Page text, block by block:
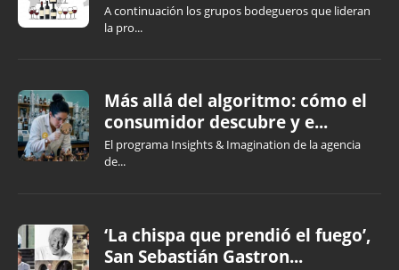
A continuación los grupos bodegueros que lideran
la pro...
Más allá del algoritmo: cómo el
consumidor descubre y e...
El programa Insights & Imagination de la agencia
de...
‘La chispa que prendió el fuego’,
San Sebastián Gastron...